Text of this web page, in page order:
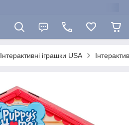
Інтерактивні іграшки USA